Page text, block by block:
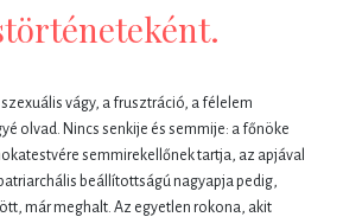
vágy, a frusztráció, a félelem
olvad. Nincs senkije és semmije: a főnöke
semmirekellőnek tartja, az apjával
beállítottságú nagyapja pedig,
már meghalt. Az egyetlen rokona, akit